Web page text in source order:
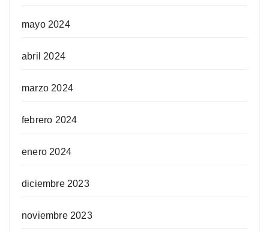
mayo 2024
abril 2024
marzo 2024
febrero 2024
enero 2024
diciembre 2023
noviembre 2023